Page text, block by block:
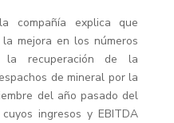
compañía explica que
mejora en los números
la recuperación de la
de mineral por la
del año pasado del
ingresos y EBITDA